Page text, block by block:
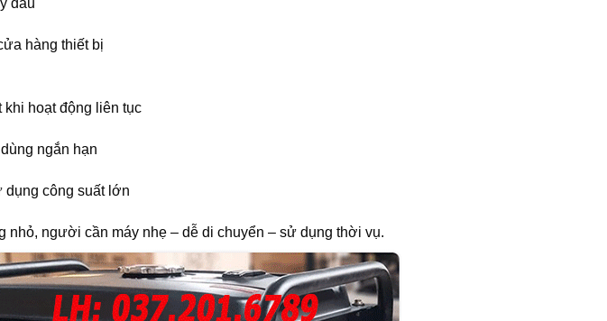
hàng thiết bị
hoạt động liên tục
ngắn hạn
dụng công suất lớn
nhỏ, người cần máy nhẹ – dễ di chuyển – sử dụng thời vụ.